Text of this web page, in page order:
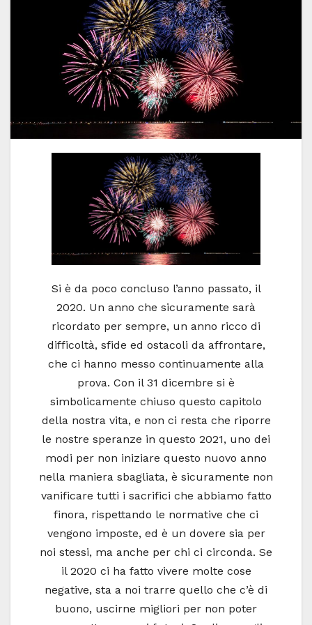
Si è da poco concluso l’anno passato, il
2020. Un anno che sicuramente sarà
ricordato per sempre, un anno ricco di
difficoltà, sfide ed ostacoli da affrontare,
che ci hanno messo continuamente alla
prova. Con il 31 dicembre si è
simbolicamente chiuso questo capitolo
della nostra vita, e non ci resta che riporre
le nostre speranze in questo 2021, uno dei
modi per non iniziare questo nuovo anno
nella maniera sbagliata, è sicuramente non
vanificare tutti i sacrifici che abbiamo fatto
finora, rispettando le normative che ci
vengono imposte, ed è un dovere sia per
noi stessi, ma anche per chi ci circonda. Se
il 2020 ci ha fatto vivere molte cose
negative, sta a noi trarre quello che c’è di
buono, uscirne migliori per non poter